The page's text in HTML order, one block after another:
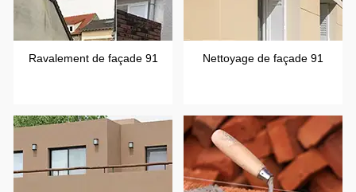
Ravalement de façade 91 Nettoyage de façade 91